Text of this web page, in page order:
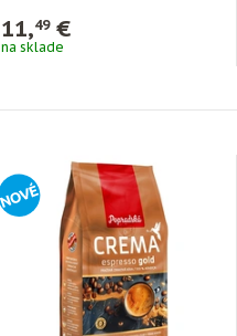
11,49€
na sklade